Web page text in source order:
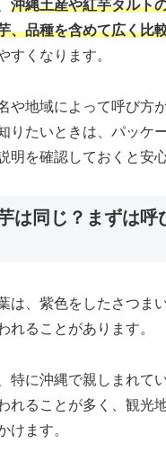
沖縄土産や紅芋タルト
、品種を含めて広く比
すくなります。
や地域によって呼び方
りたいときは、パッケ
明を確認しておくと安心
は同じ？まずは呼
は、紫色をしたさつま
れることがあります。
特に沖縄で親しまれて
れることが多く、観光
けます。